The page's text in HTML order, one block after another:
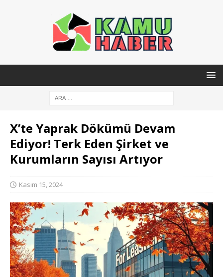
X’te Yaprak Dökümü Devam
Ediyor! Terk Eden Şirket ve
Kurumların Sayısı Artıyor
Kasım 15, 2024